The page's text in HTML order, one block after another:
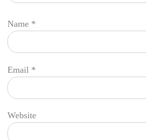
Name *
Email *
Website